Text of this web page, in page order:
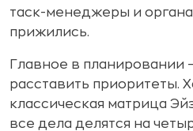
таск-менеджеры и
прижились.
Главное в планировании
расставить приоритеты.
классическая матрица
все дела делятся на